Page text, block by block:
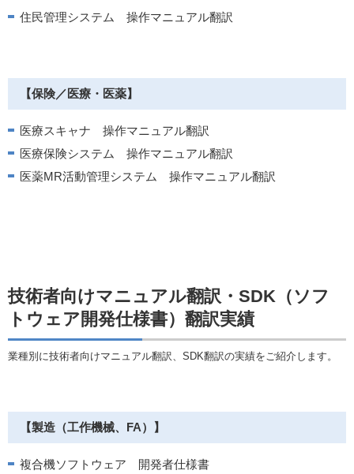
住民管理システム 操作マニュアル翻訳
【保険／医療・医薬】
医療スキャナ 操作マニュアル翻訳
医療保険システム 操作マニュアル翻訳
医薬MR活動管理システム 操作マニュアル翻訳
技術者向けマニュアル翻訳・SDK（ソフ
トウェア開発仕様書）翻訳実績
業種別に技術者向けマニュアル翻訳、SDK翻訳の実績をご紹介します。
【製造（工作機械、FA）】
複合機ソフトウェア 開発者仕様書